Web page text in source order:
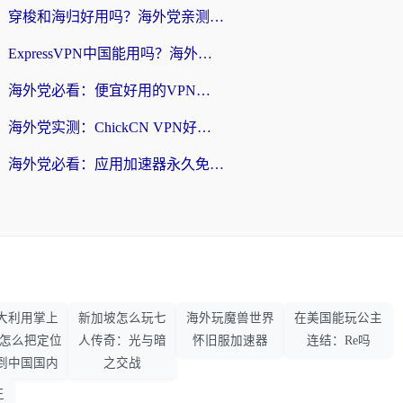
穿梭和海归好用吗？海外党亲测：3步选对回国加速器，无缝刷国内剧玩手游
ExpressVPN中国能用吗？海外党翻回国内的加速器选择指南（附番茄加速器实测）
海外党必看：便宜好用的VPN怎么选？3步解决回国访问难题+Steam改区技巧
海外党实测：ChickCN VPN好用吗？和OurPlay VPN对比哪个回国效果更好？附避坑指南
海外党必看：应用加速器永久免费版真的靠谱吗？教你选对回国加速器无缝刷国内资源
利用掌上
么把定位
中国国内
新加坡怎么玩七
人传奇：光与暗
之交战
海外玩魔兽世界
怀旧服加速器
在美国能玩公主
连结：Re吗